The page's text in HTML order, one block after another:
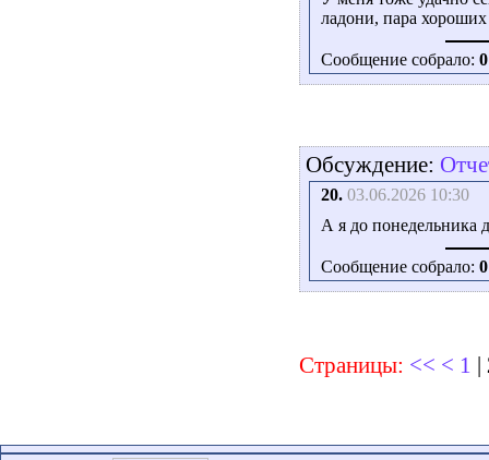
ладони, пара
Сообщение собрало: 0
Обсуждение:
20. 03.06.2026 10:30
А я до понедельника
Сообщение собрало: 0
Страницы: << < 1